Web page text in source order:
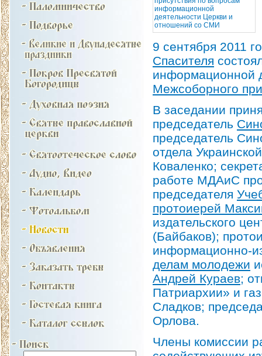
9 сентября 2011
Спасителя
информационной
Межсоборного
В заседании
председатель
председатель
отдела
Коваленко;
работе МДАиС
председателя
протоиерей
издательского
(Байбаков);
информационно-
делам молодежи
Андрей Кураев;
Патриархии» и
Сладков;
Орлова.
Члены комиссии